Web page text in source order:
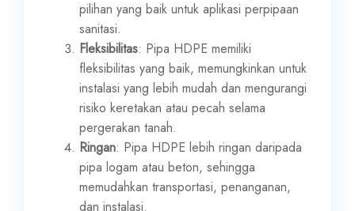
pilihan yang baik untuk aplikasi perpipaan
sanitasi.
Fleksibilitas: Pipa HDPE memiliki
fleksibilitas yang baik, memungkinkan untuk
instalasi yang lebih mudah dan mengurangi
risiko keretakan atau pecah selama
pergerakan tanah.
Ringan: Pipa HDPE lebih ringan daripada
pipa logam atau beton, sehingga
memudahkan transportasi, penanganan,
dan instalasi.